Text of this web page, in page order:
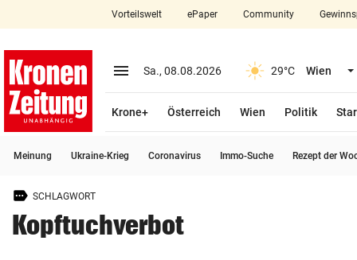
closeSchließen
account_circle Anmelden
arrow_right
bookmark Merkliste
Vorteilswelt ePaper Community
menu Menü aufklappen
Sa., 08.08.2026 29°C Wien
Krone+ Österreich Wien Politik
Meinung Ukraine-Krieg Coronavirus Immo-Suche Rezept der
SCHLAGWORT
Kopftuchverbot